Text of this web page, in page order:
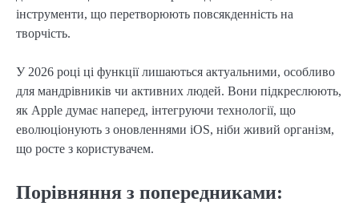
інструменти, що перетворюють повсякденність на
творчість.
У 2026 році ці функції лишаються актуальними, особливо
для мандрівників чи активних людей. Вони підкреслюють,
як Apple думає наперед, інтегруючи технології, що
еволюціонують з оновленнями iOS, ніби живий організм,
що росте з користувачем.
Порівняння з попередниками: